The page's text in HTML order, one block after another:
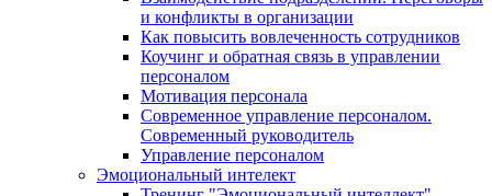
и конфликты в организации
Как повысить вовлеченность сотрудников
Коучинг и обратная связь в управлении
персоналом
Мотивация персонала
Современное управление персоналом.
Современный руководитель
Управление персоналом
Эмоциональный интелект